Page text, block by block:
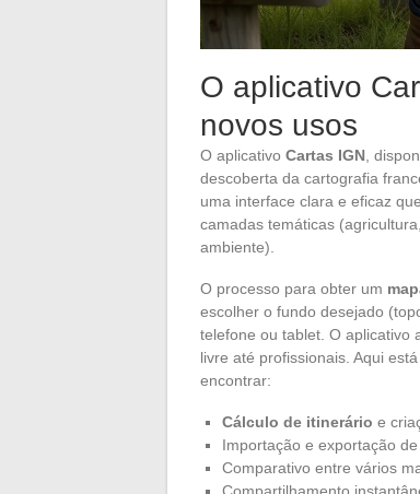
O aplicativo
novos usos
O aplicativo Cartas IGN ,
descoberta da cartografia
uma interface clara e eficaz
camadas temáticas
ambiente).
O processo para obter um
escolher o fundo desejado
telefone ou tablet. O aplicativo
livre até profissionais. Aqui
encontrar:
Cálculo de itinerário e
Importação e exportação
Comparativo entre vários